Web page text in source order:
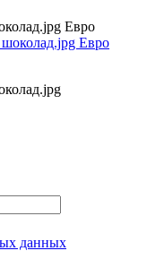
Евро
данных